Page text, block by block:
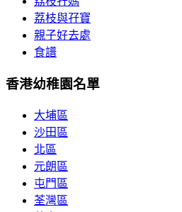
荔枝與孖寶
親子好去處
食譜
香港幼稚園名單
大埔區
沙田區
北區
元朗區
屯門區
荃灣區